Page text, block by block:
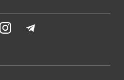
Instagram